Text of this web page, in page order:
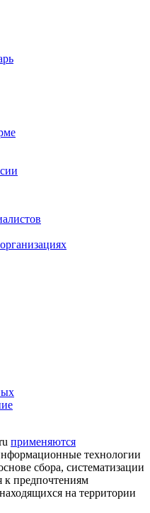
применяются
технологии
сбора, систематизации
к предпочтениям
на территории